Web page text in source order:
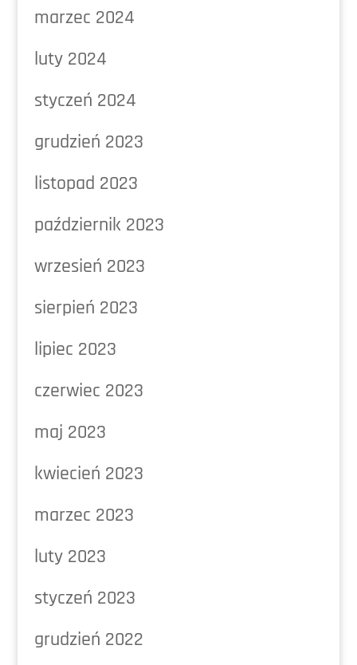
marzec 2024
luty 2024
styczeń 2024
grudzień 2023
listopad 2023
październik 2023
wrzesień 2023
sierpień 2023
lipiec 2023
czerwiec 2023
maj 2023
kwiecień 2023
marzec 2023
luty 2023
styczeń 2023
grudzień 2022